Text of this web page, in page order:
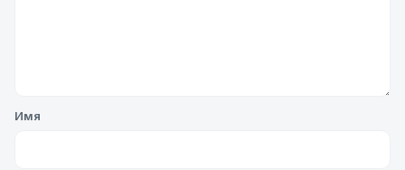
Имя